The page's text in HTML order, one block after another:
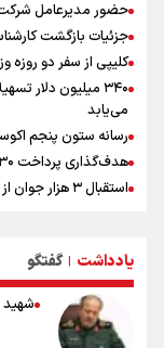
حضور مدیرعامل شرکت
جزئیات بازگشت
کلیپی از سفر دو روزه
۳۴۰ میلیون دلار
می‌یابد
رسانه ستون پنجم
هدف‌گذاری پرداخت ۳۰ هزار وام اشتغال تا پایان سال
استقبال ۳ هزار جوان از کارگاه‌های مهارت‌آموزی در ۲۵۰ شهرستان کشور
آمریکاست و ارتباطی به
علت نامگذاری ۱۷ مرداد به عنوان روز خبرنگار چیست؟
ورود مواد آلاینده
دست رفتن باروری خاک
یادداشت | گفتگو
شهید